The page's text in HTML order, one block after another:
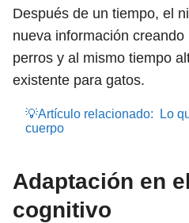
Después de un tiempo, el
nueva información
perros y al mismo tiempo
existente para gatos.
💡Artículo relacionado:
Lo
cuerpo
Adaptación en
cognitivo